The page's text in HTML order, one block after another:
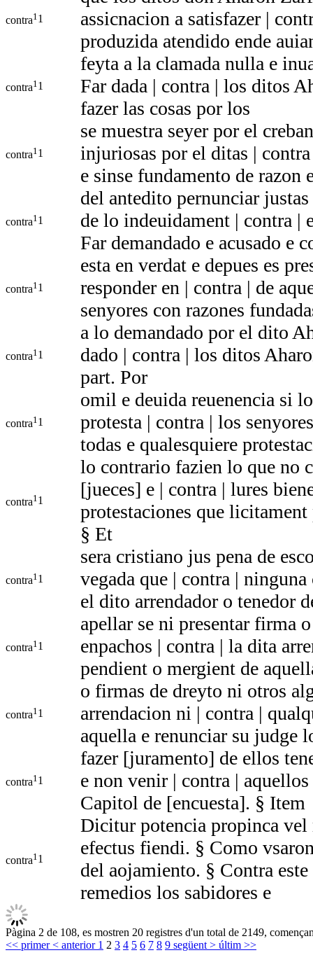
contra1 1
assicnacion a satisfazer |
produzida atendido ende
contra1 1
feyta a la clamada nulla e
Far dada | contra | los ditos
fazer las cosas por los
contra1 1
se muestra seyer por el
injuriosas por el ditas |
e sinse fundamento de razon
contra1 1
del antedito pernunciar
de lo indeuidament | contra |
Far demandado e acusado e
contra1 1
esta en verdat e depues es
responder en | contra | de
senyores con razones
contra1 1
a lo demandado por el dito
dado | contra | los ditos
part. Por
contra1 1
omil e deuida reuenencia si
protesta | contra | los
todas e qualesquiere
contra1 1
lo contrario fazien lo que no
[jueces] e | contra | lures
protestaciones que
§ Et
contra1 1
sera cristiano jus pena de
vegada que | contra |
el dito arrendador o tenedor
contra1 1
apellar se ni presentar firma
enpachos | contra | la dita
pendient o mergient de
contra1 1
o firmas de dreyto ni otros
arrendacion ni | contra |
aquella e renunciar su judge
contra1 1
fazer [juramento] de ellos
e non venir | contra |
Capitol de [encuesta]. § Item
contra1 1
Dicitur potencia propinca
efectus fiendi. § Como
del aojamiento. § Contra
remedios los sabidores e
Pàgina 2 de 108, es mostren 20 registres d'un total de 2149,
<< primer< anterior 1 2 3 4 5 6 7 8 9 següent > últim >>